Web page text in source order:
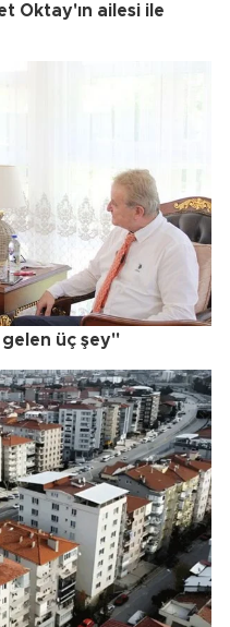
Oktay'ın ailesi ile
gelen üç şey"